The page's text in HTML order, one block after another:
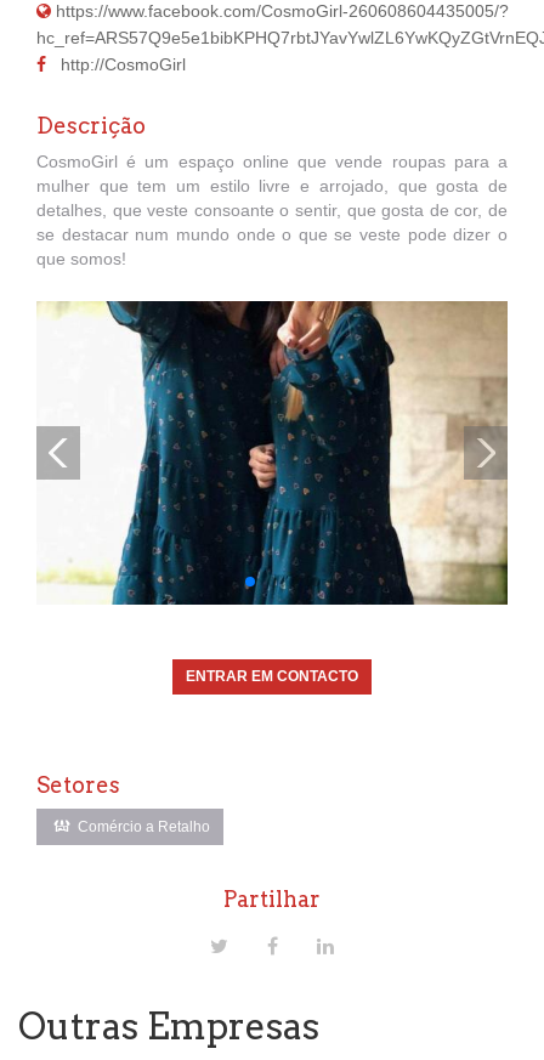
https://www.facebook.com/CosmoGirl-260608604435005/?
http://CosmoGirl
Descrição
CosmoGirl é um espaço online que vende roupas para a
mulher que tem um estilo livre e arrojado, que gosta de
detalhes, que veste consoante o sentir, que gosta de cor, de
se destacar num mundo onde o que se veste pode dizer o
que somos!
ENTRAR EM CONTACTO
Setores
Comércio a Retalho
Partilhar
Outras Empresas